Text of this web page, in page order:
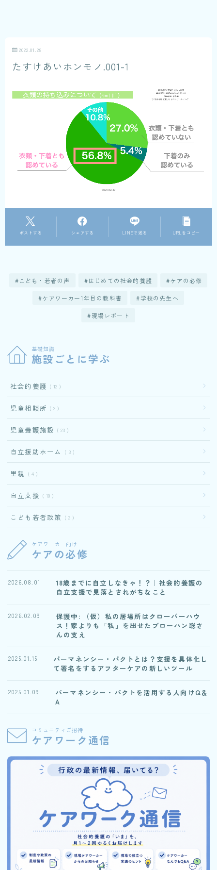
2022.01.28
たすけあいホンモノ.001-1
ポストする シェアする LINEで送る URLをコピー
こども・若者の声 はじめての社会的養護 ケアの必修
ケアワーカー1年目の教科書 学校の先生へ
現場レポート
基礎知識
施設ごとに学ぶ
社会的養護 12
児童相談所 2
児童養護施設 23
自立援助ホーム 3
里親 4
自立支援 10
こども若者政策 2
ケアワーカー向け
ケアの必修
18歳までに自立しなきゃ！？｜社会的養護の
自立支援で見落とされがちなこと
2026.08.01
保護中: （仮）私の居場所はクローバーハウ
ス！家よりも「私」を出せたブローハン聡さ
んの支え
2026.02.09
パーマネンシー・パクトとは？支援を具体化し
て署名をするアフターケアの新しいツール
2025.01.15
パーマネンシー・パクトを活用する人向けQ＆
A
2025.01.09
コミュニティご招待
ケアワーク通信